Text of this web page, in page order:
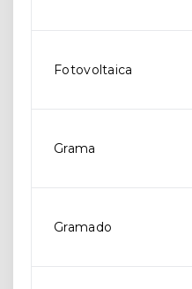
Fotovoltaica
Grama
Gramado